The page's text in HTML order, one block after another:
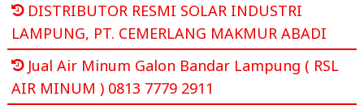
DISTRIBUTOR RESMI SOLAR INDUSTRI
LAMPUNG, PT. CEMERLANG MAKMUR ABADI
Jual Air Minum Galon Bandar Lampung ( RSL
AIR MINUM ) 0813 7779 2911